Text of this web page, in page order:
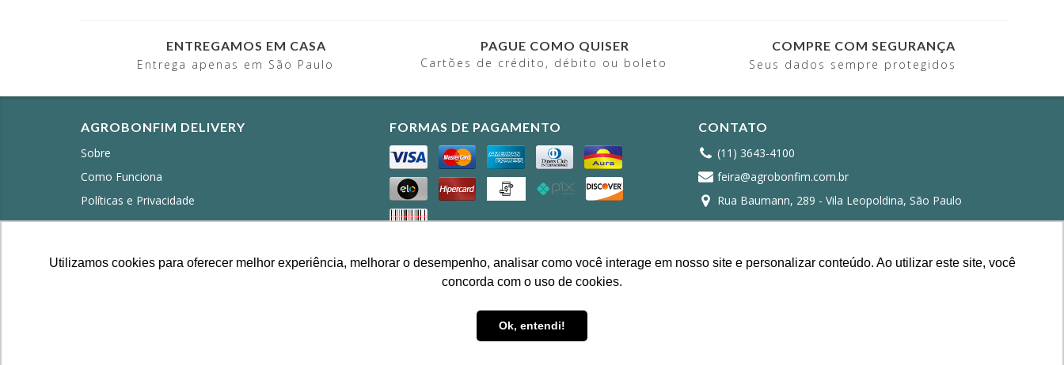
Utilizamos cookies para oferecer melhor experiência, melhorar o desempenho, analisar como você interage em nosso site e personalizar conteúdo. Ao utilizar este site, você
concorda com o uso de cookies.
Ok, entendi!
você aceita o uso de cookiespara agilizar a sua experiência de compra.
ENTREGAMOS EM CASA
Entrega apenas em São Paulo
PAGUE COMO QUISER
Cartões de crédito, débito ou boleto
COMPRE COM SEGURANÇA
Seus dados sempre protegidos
AGROBONFIM DELIVERY
Sobre
Como Funciona
Políticas e Privacidade
Contato
Trocas e Devoluções
FORMAS DE PAGAMENTO
FORMAS DE ENVIO
CONTATO
(11) 3643-4100
feira@agrobonfim.com.br
Rua Baumann, 289 - Vila Leopoldina, São Paulo
Copyright Agrobonfim - 62.891.254/0001-02 - 2026. Todos os direitos reservados.